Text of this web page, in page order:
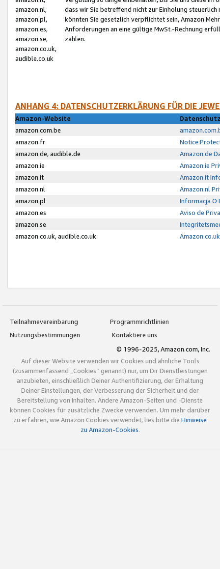
amazon.nl,
amazon.pl,
amazon.es,
amazon.se,
amazon.co.uk,
audible.co.uk
dass wir Sie betreffend nicht zur Einholung
könnten Sie gesetzlich verpflichtet sein, Amazon
Anforderungen an eine gültige MwSt.-Rechnung
zahlen.
ANHANG 4: DATENSCHUTZERKLÄRUNG FÜR DIE
Amazon-Website
amazon.com.be
amazon.fr
amazon.de, audible.de
Amazon.de
amazon.ie
Amazon.ie
amazon.it
Amazon.it
amazon.nl
Amazon.nl
amazon.pl
Informacja O
amazon.es
Aviso de
amazon.se
amazon.co.uk, audible.co.uk
Teilnahmevereinbarung
Programmrichtlinien
Nutzungsbestimmungen
Kontaktiere uns
© 1996-2025, Amazon.com, Inc.
Auf dieser Website verwenden wir Cookies und ähnliche Tools
(zusammenfassend „Cookies“ genannt) nur, um Dir Dienstleistungen
anzubieten, einschließlich Deiner Authentifizierung, der Erhaltung
Deiner Einstellungen, der Verbesserung der Sicherheit und der
Bereitstellung von Inhalten. Andere Amazon-Seiten und -Dienste
können Cookies für zusätzliche Zwecke verwenden. Um mehr darüber
zu erfahren, wie Amazon Cookies verwendet, lies bitte die Hinweise
zu Amazon-Cookies.